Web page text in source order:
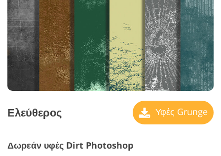
Ελεύθερος Υφές Grunge
Δωρεάν υφές Dirt Photoshop